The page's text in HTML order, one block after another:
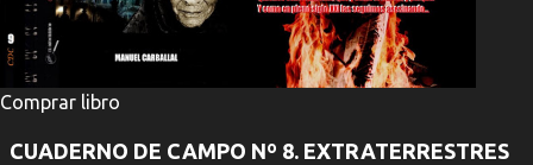
Comprar libro
CUADERNO DE CAMPO Nº 8. EXTRATERRESTRES